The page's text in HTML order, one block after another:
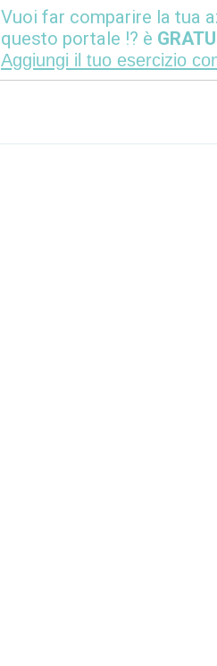
Vuoi far comparire la tua
questo portale !? è
Aggiungi il tuo esercizio